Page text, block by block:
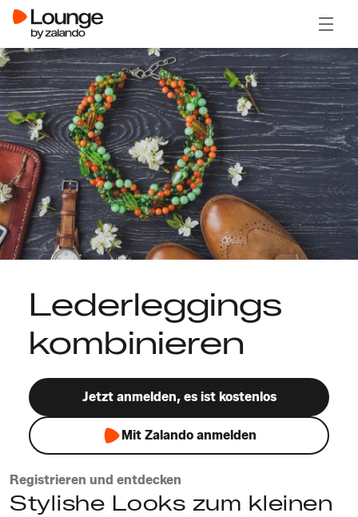
Lederleggings
kombinieren
Jetzt anmelden, es ist kostenlos
Mit Zalando anmelden
Registrieren und entdecken
Stylishe Looks zum kleinen